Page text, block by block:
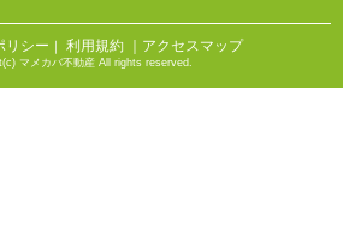
リシー ｜ 利用規約 ｜アクセスマップ
マメカバ不動産 All rights reserved.